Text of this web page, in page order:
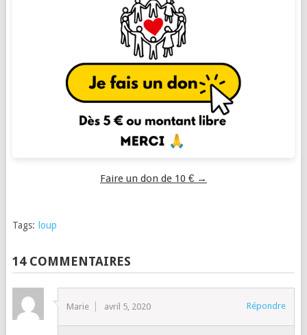
Faire un don de 10 € →
Tags: loup
14 COMMENTAIRES
Marie avril 5, 2020 Répondre